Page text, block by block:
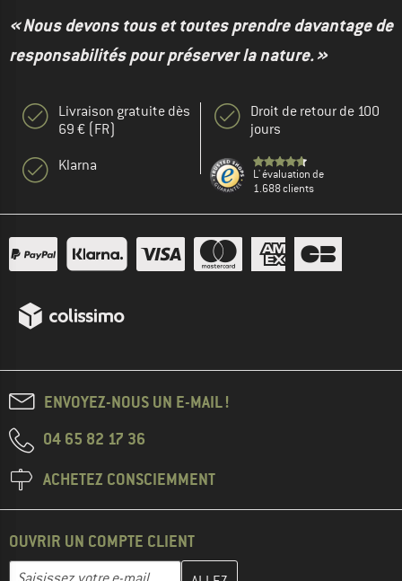
« Nous devons tous et toutes prendre davantage de
responsabilités pour préserver la nature. »
Livraison gratuite dès
69 € (FR)
Klarna
Droit de retour de 100
jours
L' évaluation de
1.688 clients
ENVOYEZ-NOUS UN E-MAIL !
04 65 82 17 36
ACHETEZ CONSCIEMMENT
OUVRIR UN COMPTE CLIENT
Adresse e-mail
Entrez votre adresse e-mail ici et créez votre compte client à la